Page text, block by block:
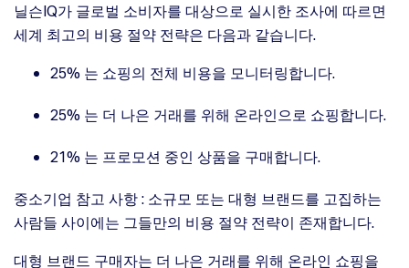
닐슨IQ가 글로벌 소비자를 대상으로 실시한 조사에 따르면
세계 최고의 비용 절약 전략은 다음과 같습니다.
25% 는 쇼핑의 전체 비용을 모니터링합니다.
25% 는 더 나은 거래를 위해 온라인으로 쇼핑합니다.
21% 는 프로모션 중인 상품을 구매합니다.
중소기업 참고 사항 : 소규모 또는 대형 브랜드를 고집하는
사람들 사이에는 그들만의 비용 절약 전략이 존재합니다.
대형 브랜드 구매자는 더 나은 거래를 위해 온라인 쇼핑을